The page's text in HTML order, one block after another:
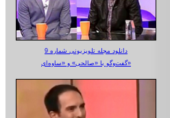
دانلود مجله تلویزیونی شماره 9
گفت‌وگو با «صالحی» و «ساوه‌ای»